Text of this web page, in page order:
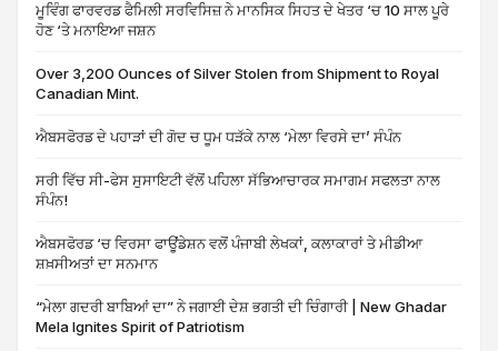
ਮੂਵਿੰਗ ਫਾਰਵਰਡ ਫੈਮਿਲੀ ਸਰਵਿਸਿਜ਼ ਨੇ ਮਾਨਸਿਕ ਸਿਹਤ ਦੇ ਖੇਤਰ ‘ਚ 10 ਸਾਲ ਪੂਰੇ
ਹੋਣ ‘ਤੇ ਮਨਾਇਆ ਜਸ਼ਨ
Over 3,200 Ounces of Silver Stolen from Shipment to Royal
Canadian Mint.
ਐਬਸਫੋਰਡ ਦੇ ਪਹਾੜਾਂ ਦੀ ਗੋਦ ਚ ਧੂਮ ਧੜੱਕੇ ਨਾਲ ‘ਮੇਲਾ ਵਿਰਸੇ ਦਾ’ ਸੰਪੰਨ
ਸਰੀ ਵਿੱਚ ਸੀ-ਫੇਸ ਸੁਸਾਇਟੀ ਵੱਲੋਂ ਪਹਿਲਾ ਸੱਭਿਆਚਾਰਕ ਸਮਾਗਮ ਸਫਲਤਾ ਨਾਲ
ਸੰਪੰਨ!
ਐਬਸਫੋਰਡ ‘ਚ ਵਿਰਸਾ ਫਾਊਂਡੇਸ਼ਨ ਵਲੋਂ ਪੰਜਾਬੀ ਲੇਖਕਾਂ, ਕਲਾਕਾਰਾਂ ਤੇ ਮੀਡੀਆ
ਸ਼ਖ਼ਸੀਅਤਾਂ ਦਾ ਸਨਮਾਨ
“ਮੇਲਾ ਗਦਰੀ ਬਾਬਿਆਂ ਦਾ” ਨੇ ਜਗਾਈ ਦੇਸ਼ ਭਗਤੀ ਦੀ ਚਿੰਗਾਰੀ | New Ghadar
Mela Ignites Spirit of Patriotism